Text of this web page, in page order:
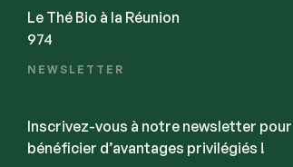
Le Thé Bio à la Réunion
974
NEWSLETTER
Inscrivez-vous à notre newsletter pour
bénéficier d’avantages privilégiés !